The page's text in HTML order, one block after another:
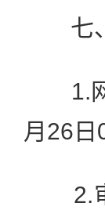
七、
1.网
月26日
2.审